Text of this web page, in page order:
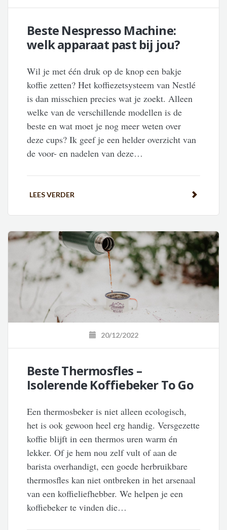
Beste Nespresso Machine:
welk apparaat past bij jou?
Wil je met één druk op de knop een bakje
koffie zetten? Het koffiezetsysteem van Nestlé
is dan misschien precies wat je zoekt. Alleen
welke van de verschillende modellen is de
beste en wat moet je nog meer weten over
deze cups? Ik geef je een helder overzicht van
de voor- en nadelen van deze…
LEES VERDER
20/12/2022
Beste Thermosfles –
Isolerende Koffiebeker To Go
Een thermosbeker is niet alleen ecologisch,
het is ook gewoon heel erg handig. Versgezette
koffie blijft in een thermos uren warm én
lekker. Of je hem nou zelf vult of aan de
barista overhandigt, een goede herbruikbare
thermosfles kan niet ontbreken in het arsenaal
van een koffieliefhebber. We helpen je een
koffiebeker te vinden die…